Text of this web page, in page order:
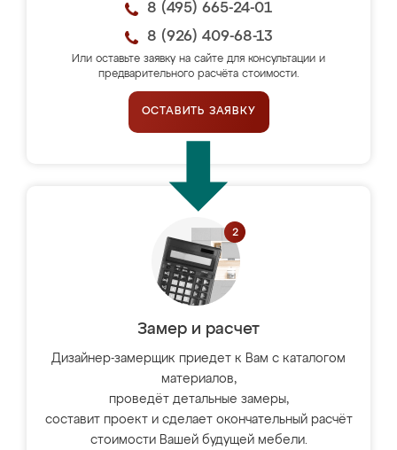
8 (495) 665-24-01
8 (926) 409-68-13
Или оставьте заявку на сайте для консультации и
предварительного расчёта стоимости.
ОСТАВИТЬ ЗАЯВКУ
Замер и расчет
Дизайнер-замерщик приедет к Вам с каталогом
материалов,
проведёт детальные замеры,
составит проект и сделает окончательный расчёт
стоимости Вашей будущей мебели.